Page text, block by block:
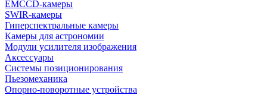
EMCCD-камеры
SWIR-камеры
Гиперспектральные камеры
Камеры для астрономии
Модули усилителя изображения
Аксессуары
Системы позиционирования
Пьезомеханика
Опорно-поворотные устройства